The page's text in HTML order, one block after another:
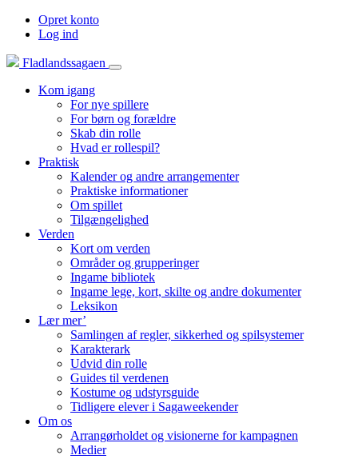
Opret konto
Log ind
Fladlandssagaen
Kom igang
For nye spillere
For børn og forældre
Skab din rolle
Hvad er rollespil?
Praktisk
Kalender og andre arrangementer
Praktiske informationer
Om spillet
Tilgængelighed
Verden
Kort om verden
Områder og grupperinger
Ingame bibliotek
Ingame lege, kort, skilte og andre dokumenter
Leksikon
Lær mer’
Samlingen af regler, sikkerhed og spilsystemer
Karakterark
Udvid din rolle
Guides til verdenen
Kostume og udstyrsguide
Tidligere elever i Sagaweekender
Om os
Arrangørholdet og visionerne for kampagnen
Medier